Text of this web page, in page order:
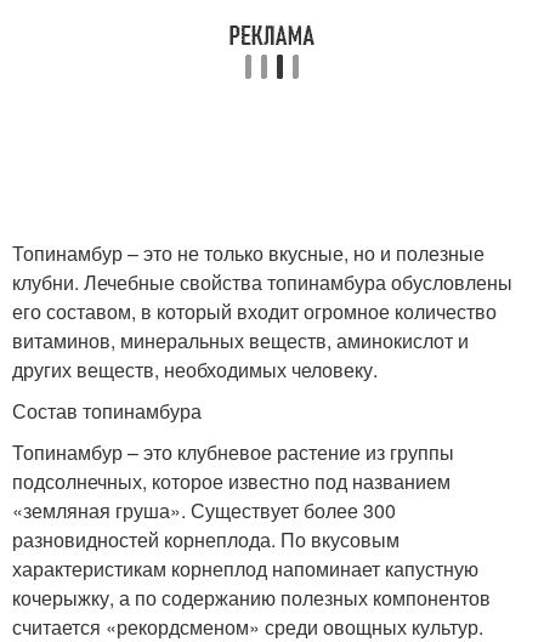
Топинамбур – это не только вкусные, но и полезные
клубни. Лечебные свойства топинамбура обусловлены
его составом, в который входит огромное количество
витаминов, минеральных веществ, аминокислот и
других веществ, необходимых человеку.
Состав топинамбура
Топинамбур – это клубневое растение из группы
подсолнечных, которое известно под названием
«земляная груша». Существует более 300
разновидностей корнеплода. По вкусовым
характеристикам корнеплод напоминает капустную
кочерыжку, а по содержанию полезных компонентов
считается «рекордсменом» среди овощных культур.